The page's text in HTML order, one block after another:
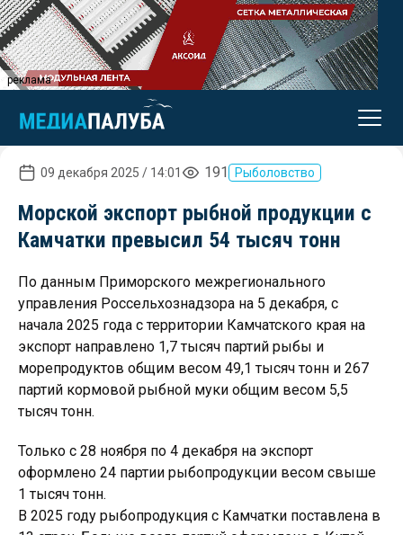
реклама
09 декабря 2025 / 14:01 191 Рыболовство
Морской экспорт рыбной продукции с
Камчатки превысил 54 тысяч тонн
По данным Приморского межрегионального
управления Россельхознадзора на 5 декабря, с
начала 2025 года с территории Камчатского края на
экспорт направлено 1,7 тысяч партий рыбы и
морепродуктов общим весом 49,1 тысяч тонн и 267
партий кормовой рыбной муки общим весом 5,5
тысяч тонн.
Только с 28 ноября по 4 декабря на экспорт
оформлено 24 партии рыбопродукции весом свыше
1 тысяч тонн.
В 2025 году рыбопродукция с Камчатки поставлена в